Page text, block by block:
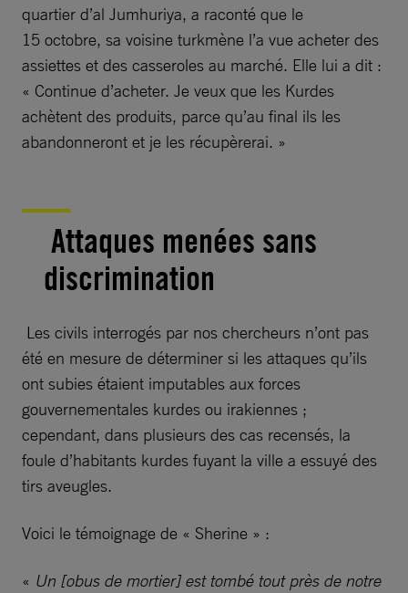
quartier d’al Jumhuriya, a raconté que le
15 octobre, sa voisine turkmène l’a vue acheter des
assiettes et des casseroles au marché. Elle lui a dit :
« Continue d’acheter. Je veux que les Kurdes
achètent des produits, parce qu’au final ils les
abandonneront et je les récupèrerai. »
Attaques menées sans
discrimination
Les civils interrogés par nos chercheurs n’ont pas
été en mesure de déterminer si les attaques qu’ils
ont subies étaient imputables aux forces
gouvernementales kurdes ou irakiennes ;
cependant, dans plusieurs des cas recensés, la
foule d’habitants kurdes fuyant la ville a essuyé des
tirs aveugles.
Voici le témoignage de « Sherine » :
« Un [obus de mortier] est tombé tout près de notre